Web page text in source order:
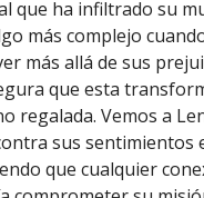
que ha infiltrado su
más complejo
más allá de sus
que esta
regalada. Vemos a
sus sentimientos
que cualquier